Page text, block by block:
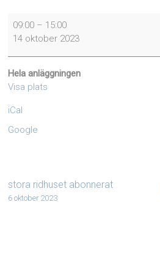
P&J
Oktoberhoppet
09:00 – 15:00
14 oktober 2023
Hela anläggningen
Visa plats
iCal
Google
stora ridhuset abonnerat
6 oktober 2023